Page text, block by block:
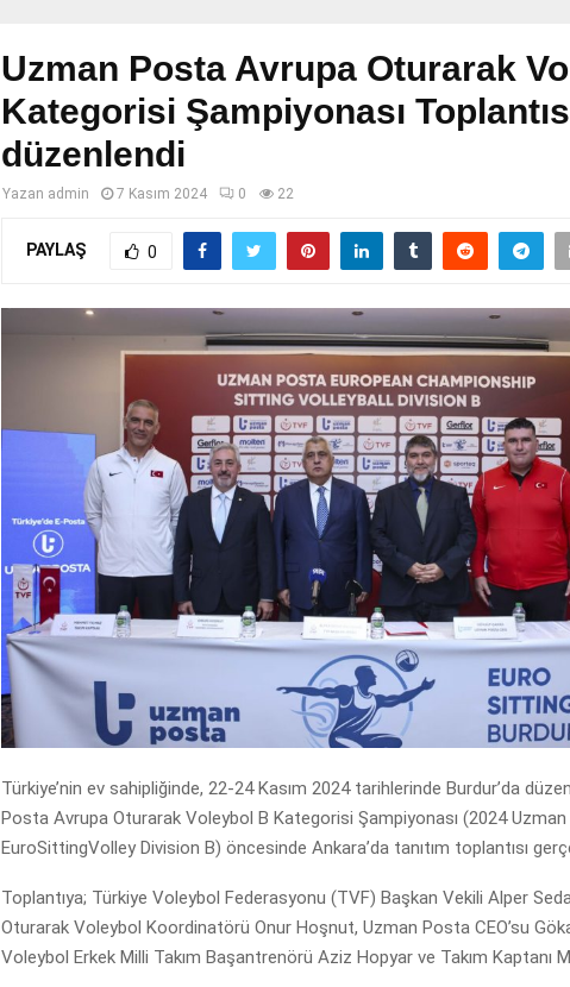
Uzman Posta Avrupa Oturarak
Kategorisi Şampiyonası
düzenlendi
Yazan admin 7 Kasım 2024 0 22
PAYLAŞ 0
Türkiye’nin ev sahipliğinde, 22-24 Kasım 2024 tarihlerinde Burdur’da
Posta Avrupa Oturarak Voleybol B Kategorisi Şampiyonası (2024
EuroSittingVolley Division B) öncesinde Ankara’da tanıtım toplantısı
Toplantıya; Türkiye Voleybol Federasyonu (TVF) Başkan Vekili Alper
Oturarak Voleybol Koordinatörü Onur Hoşnut, Uzman Posta CEO’su
Voleybol Erkek Milli Takım Başantrenörü Aziz Hopyar ve Takım Kaptanı